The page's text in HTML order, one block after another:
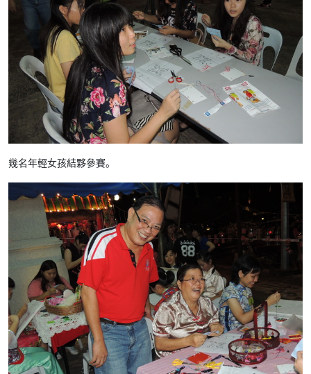
幾名年輕女孩結夥參賽。